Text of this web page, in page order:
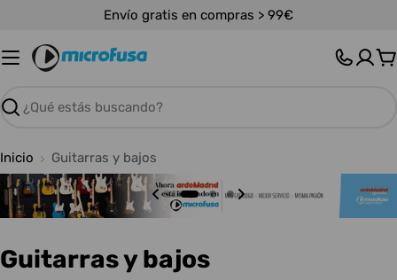
contenido
Envío gratis en compras > 99€
Buscar
Inicio Guitarras y bajos
C
Guitarras y bajos